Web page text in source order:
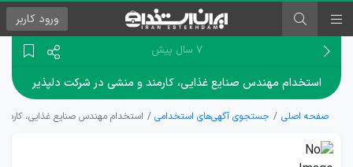
ورود کاربر
۷ سال پیش
استخدام مهندس صنایع غذایی، کارمند و منشی در شرکت دلپذیر
صفحه اصلی جستجوی آگهی‌های استخدامی استخدام مهندس صنایع غذایی،